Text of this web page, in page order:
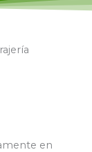
en